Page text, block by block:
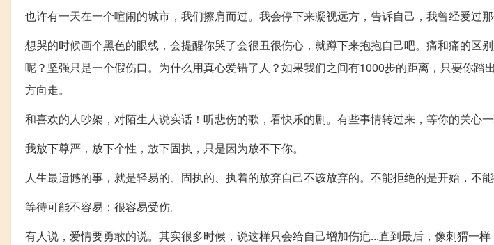
也许有一天在一个喧闹的城市，我们擦肩而过。我会停下来凝视远方，告诉自己，我曾经爱过那
想哭的时候画个黑色的眼线，会提醒你哭了会很丑很伤心，就蹲下来抱抱自己吧。痛和痛的区
呢？坚强只是一个假伤口。为什么用真心爱错了人？如果我们之间有1000步的距离，只要你踏
方向走。
和喜欢的人吵架，对陌生人说实话！听悲伤的歌，看快乐的剧。有些事情转过来，等你的关心一
我放下尊严，放下个性，放下固执，只是因为放不下你。
人生最遗憾的事，就是轻易的、固执的、执着的放弃自己不该放弃的。不能拒绝的是开始，不能
等待可能不容易；很容易受伤。
有人说，爱情要勇敢的说。其实很多时候，说这样只会给自己增加伤疤...直到最后，像刺猬一